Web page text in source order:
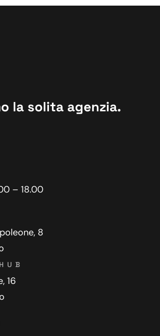
la solita agenzia.
– 18.00
8
16